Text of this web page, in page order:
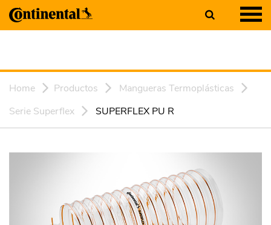
Home Productos
Mangueras Termoplásticas
Serie Superflex
SUPERFLEX PU R